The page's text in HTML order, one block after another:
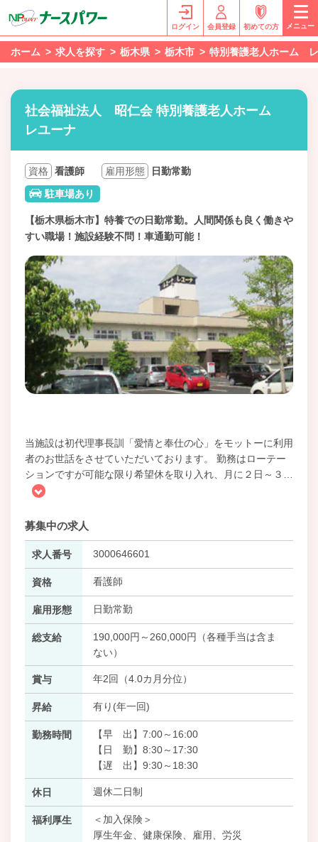
ログイン 会員登録 初めての方 メニュー
ホーム 求人を探す 栃木県 栃木市 特別養護老人ホーム
社会福祉法人 昭仁会 特別養護老人ホーム
レユーナ
資格 看護師 雇用形態
日勤常勤
駐車場あり
【栃木県栃木市】特養での日勤常勤。人間関係も良く働きや
すい職場！施設経験不問！車通勤可能！
当施設は初代理事長訓「愛情と奉仕の心」をモットーに利用
者のお世話をさせていただいております。 勤務はローテー
ションですが可能な限り希望休を取り入れ、月に２日～３
募集中の求人
求人番号 3000646601
資格 看護師
雇用形態 日勤常勤
総支給
190,000円～260,000円（各種手当は含ま
ない）
賞与 年2回（4.0カ月分位）
昇給 有り(年一回)
勤務時間
【早 出】7:00～16:00
【日 勤】8:30～17:30
【遅 出】9:30～18:30
休日 週休二日制
福利厚生
＜加入保険＞
厚生年金、健康保険、雇用、労災